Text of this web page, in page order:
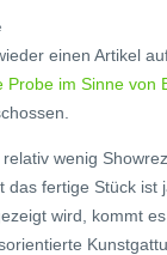
einen Artikel
Probe im Sinne von
relativ wenig
das fertige Stück ist
wird, kommt